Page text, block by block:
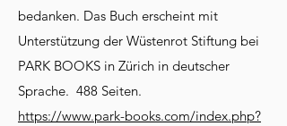
bedanken. Das Buch erscheint mit
Unterstützung der Wüstenrot Stiftung bei
PARK BOOKS in Zürich in deutscher
Sprache. 488 Seiten.
https://www.park-books.com/index.php?